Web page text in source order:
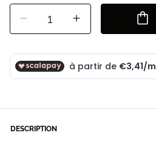
1
DESCRIPTION